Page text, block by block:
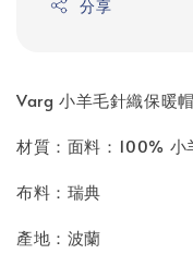
分享
Varg 小羊毛針織保暖帽
材質：面料：100% 小
布料：瑞典
產地：波蘭